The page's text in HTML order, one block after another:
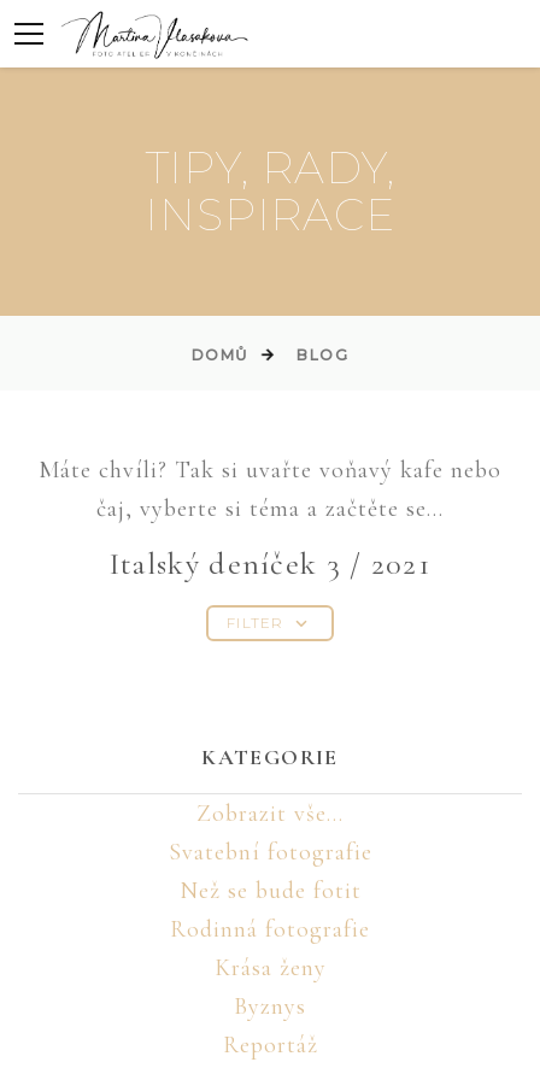
TIPY, RADY,
INSPIRACE
DOMŮ BLOG
Máte chvíli? Tak si uvařte voňavý kafe nebo
čaj, vyberte si téma a začtěte se...
Italský deníček 3 / 2021
FILTER
KATEGORIE
Zobrazit vše...
Svatební fotografie
Než se bude fotit
Rodinná fotografie
Krása ženy
Byznys
Reportáž